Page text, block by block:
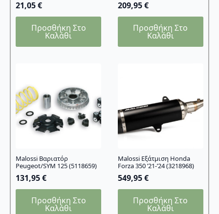
21,05€
Προσθήκη Στο
Καλάθι
209,95€
Προσθήκη Στο
Καλάθι
Malossi Βαριατόρ
Peugeot/SYM 125 (5118659)
131,95€
Προσθήκη Στο
Καλάθι
Malossi Εξάτμιση Honda
Forza 350 ’21-’24 (3218968)
549,95€
Προσθήκη Στο
Καλάθι